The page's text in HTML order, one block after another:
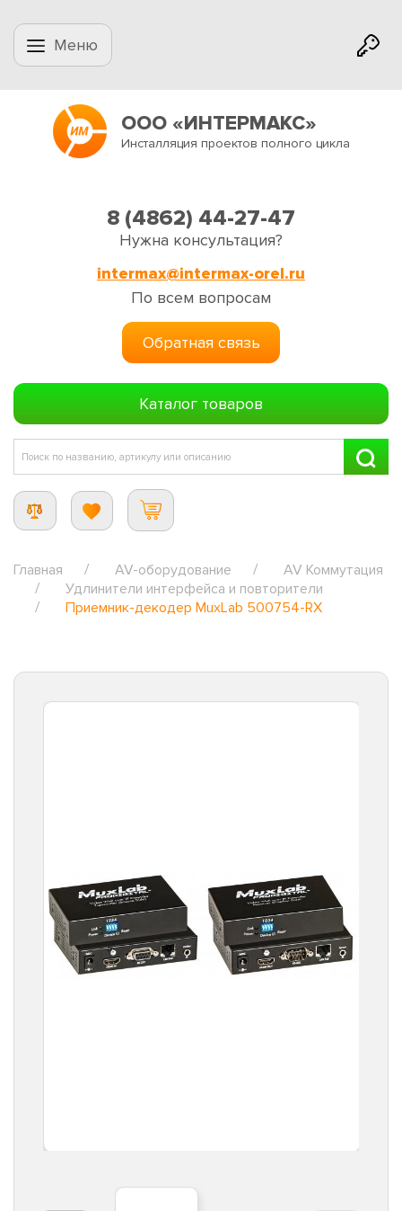
Меню
ООО «ИНТЕРМАКС»
Инсталляция проектов полного цикла
8 (4862) 44-27-47
Нужна консультация?
intermax@intermax-orel.ru
По всем вопросам
Обратная связь
Каталог товаров
Главная AV-оборудование
AV Коммутация
Удлинители интерфейса и повторители
Приемник-декодер MuxLab 500754-RX